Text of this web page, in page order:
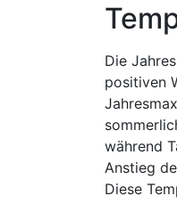
Die
positiven
während
Anstieg
Diese